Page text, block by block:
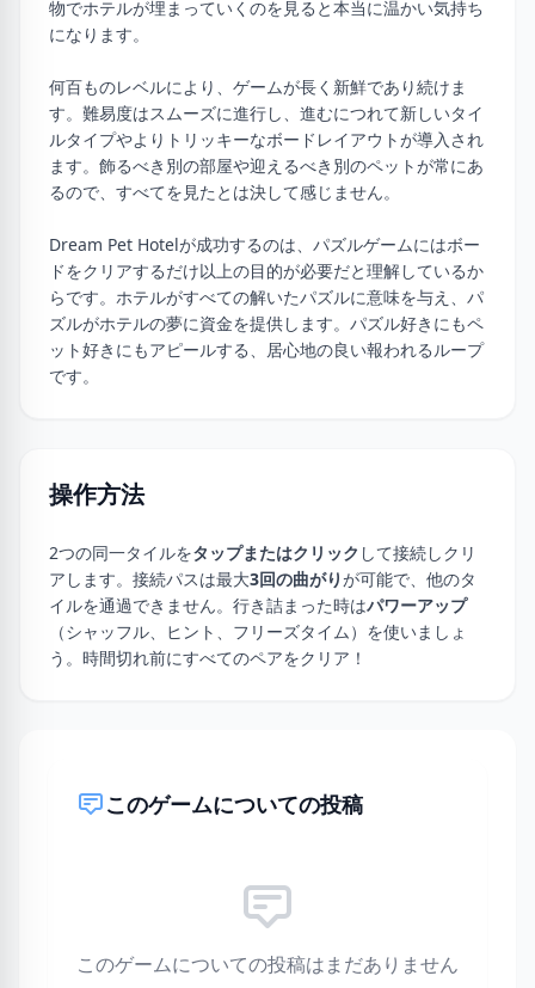
物でホテルが埋まっていくのを見ると本当に温かい気持ち
になります。
何百ものレベルにより、ゲームが長く新鮮であり続けま
す。難易度はスムーズに進行し、進むにつれて新しいタイ
ルタイプやよりトリッキーなボードレイアウトが導入され
ます。飾るべき別の部屋や迎えるべき別のペットが常にあ
るので、すべてを見たとは決して感じません。
Dream Pet Hotelが成功するのは、パズルゲームにはボー
ドをクリアするだけ以上の目的が必要だと理解しているか
らです。ホテルがすべての解いたパズルに意味を与え、パ
ズルがホテルの夢に資金を提供します。パズル好きにもペ
ット好きにもアピールする、居心地の良い報われるループ
です。
操作方法
2つの同一タイルをタップまたはクリック して接続しクリ
アします。接続パスは最大3回の曲がりが可能で、他のタ
イルを通過できません。行き詰まった時はパワーアップ
（シャッフル、ヒント、フリーズタイム）を使いましょ
う。時間切れ前にすべてのペアをクリア！
このゲームについての投稿
このゲームについての投稿はまだありません